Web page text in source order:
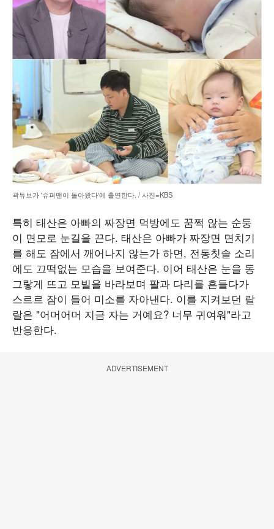
곽튜브가 '슈퍼맨이 돌아왔다'에 출연한다. / 사진=KBS
특히 태산은 아빠의 짜장면 먹방에도 꿈쩍 않는 순둥
이 면모로 눈길을 끈다. 태산은 아빠가 짜장면 면치기
를 해도 잠에서 깨어나지 않는가 하면, 전동칫솔 소리
에도 끄떡없는 모습을 보여준다. 이어 태산은 눈을 동
그랗게 뜨고 모빌을 바라보며 팔과 다리를 흔들다가
스르르 잠이 들어 미소를 자아낸다. 이를 지켜보던 랄
랄은 "어머어머 지금 자는 거예요? 너무 귀여워"라고
반응한다.
ADVERTISEMENT